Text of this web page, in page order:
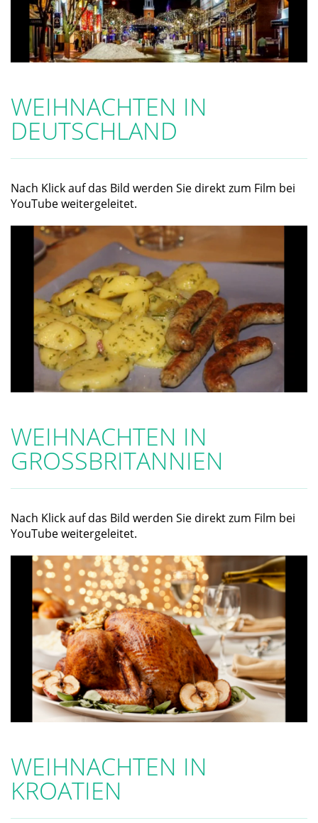
WEIHNACHTEN IN
DEUTSCHLAND
Nach Klick auf das Bild werden Sie direkt zum Film bei
YouTube weitergeleitet.
WEIHNACHTEN IN
GROSSBRITANNIEN
Nach Klick auf das Bild werden Sie direkt zum Film bei
YouTube weitergeleitet.
WEIHNACHTEN IN
KROATIEN